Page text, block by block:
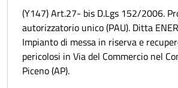
(Y147) Art.27- bis D.Lgs 152/2006.
autorizzatorio unico (PAU). Ditta
Impianto di messa in riserva e
pericolosi in Via del Commercio nel
Piceno (AP).